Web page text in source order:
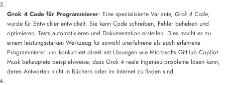
Grok 4 Code für Programmierer: Eine spezialisierte Variante, Grok 4 Code,
wurde für Entwickler entwickelt. Sie kann Code schreiben, Fehler beheben und
optimieren, Tests automatisieren und Dokumentation erstellen. Dies macht es zu
einem leistungsstarken Werkzeug für sowohl unerfahrene als auch erfahrene
Programmierer und konkurriert direkt mit Lösungen wie Microsofts GitHub Copilot.
Musk behauptete beispielsweise, dass Grok 4 reale Ingenieurprobleme lösen kann,
deren Antworten nicht in Büchern oder im Internet zu finden sind.